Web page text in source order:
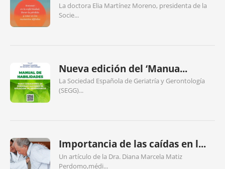
La doctora Elia Martínez Moreno, presidenta de la
Socie...
Nueva edición del ‘Manua...
La Sociedad Española de Geriatría y Gerontología
(SEGG)...
Importancia de las caídas en l...
Un artículo de la Dra. Diana Marcela Matiz
Perdomo,médi...